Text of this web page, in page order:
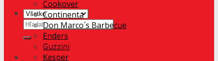
Hľadať:
Cookover
Continenta
Don Marco´s Barbecue
Enders
Guzzini
Kesper